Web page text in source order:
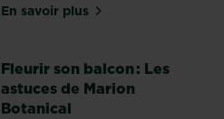
En savoir plussur Comment créer et
Fleurir son balcon : Les
astuces de Marion
Botanical